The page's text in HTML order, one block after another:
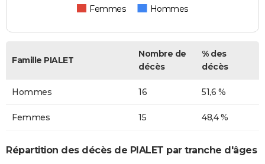
Femmes Hommes
Famille PIALET
Nombre de
décès
% des
décès
Hommes 16 51,6 %
Femmes 15 48,4 %
Répartition des décès de PIALET par tranche d'âges